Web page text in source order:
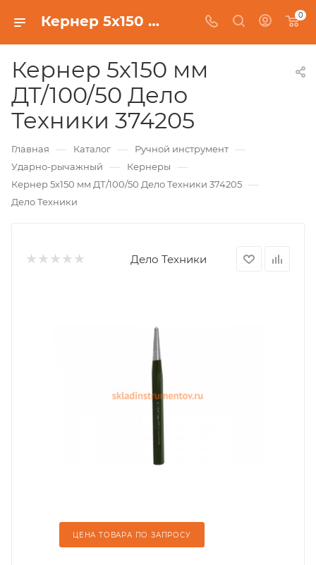
Кернер 5х150 мм ДТ/100/50 Дело Техники 374205 0
Кернер 5х150 мм
ДТ/100/50 Дело
Техники 374205
Главная — Каталог — Ручной инструмент —
Ударно-рычажный — Кернеры —
Кернер 5х150 мм ДТ/100/50 Дело Техники 374205 —
Дело Техники
Дело Техники
ЦЕНА ТОВАРА ПО ЗАПРОСУ